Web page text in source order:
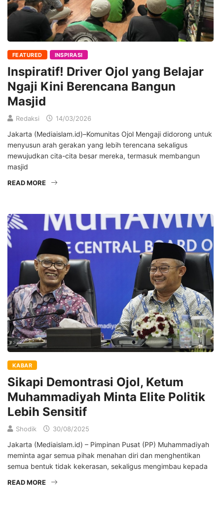
FEATURED INSPIRASI
Inspiratif! Driver Ojol yang Belajar
Ngaji Kini Berencana Bangun
Masjid
Redaksi 14/03/2026
Jakarta (Mediaislam.id)–Komunitas Ojol Mengaji didorong untuk
menyusun arah gerakan yang lebih terencana sekaligus
mewujudkan cita-cita besar mereka, termasuk membangun
masjid
READ MORE
KABAR
Sikapi Demontrasi Ojol, Ketum
Muhammadiyah Minta Elite Politik
Lebih Sensitif
Shodik 30/08/2025
Jakarta (Mediaislam.id) – Pimpinan Pusat (PP) Muhammadiyah
meminta agar semua pihak menahan diri dan menghentikan
semua bentuk tidak kekerasan, sekaligus mengimbau kepada
READ MORE